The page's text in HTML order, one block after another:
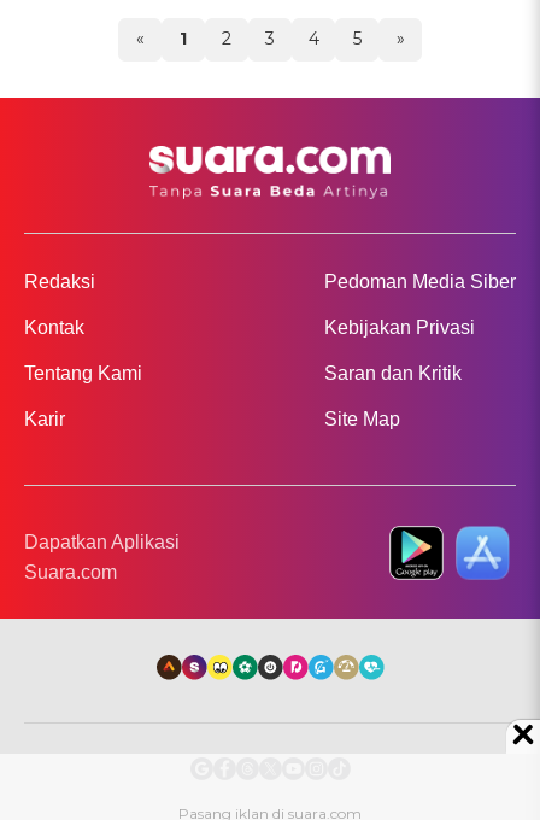
« 1 2 3 4 5 »
Redaksi
Kontak
Tentang Kami
Karir
Pedoman Media Siber
Kebijakan Privasi
Saran dan Kritik
Site Map
Dapatkan Aplikasi
Suara.com